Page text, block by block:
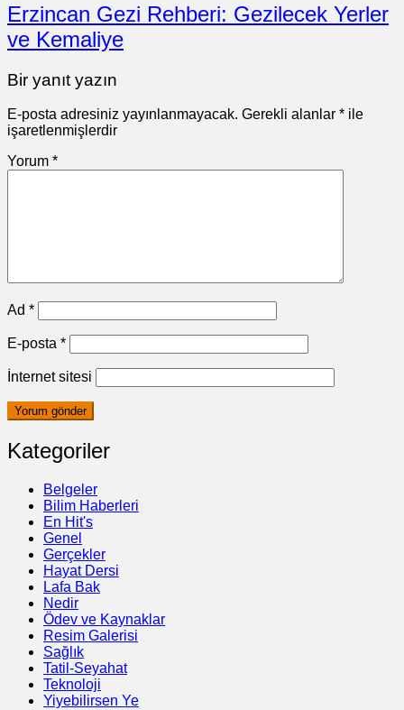
Erzincan Gezi Rehberi: Gezilecek Yerler
ve Kemaliye
Bir yanıt yazın
E-posta adresiniz yayınlanmayacak. Gerekli alanlar * ile
işaretlenmişlerdir
Yorum *
Ad *
E-posta *
İnternet sitesi
Kategoriler
Belgeler
Bilim Haberleri
En Hit's
Genel
Gerçekler
Hayat Dersi
Lafa Bak
Nedir
Ödev ve Kaynaklar
Resim Galerisi
Sağlık
Tatil-Seyahat
Teknoloji
Yiyebilirsen Ye